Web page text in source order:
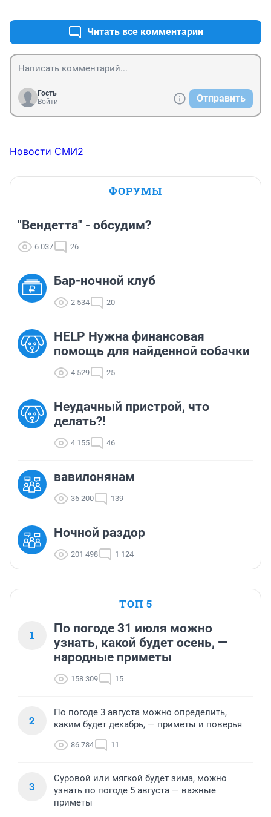
Читать все комментарии
Гость
Войти
Отправить
Новости СМИ2
ФОРУМЫ
"Вендетта" - обсудим?
6 037 26
Бар-ночной клуб
2 534 20
HELP Нужна финансовая
помощь для найденной собачки
4 529 25
Неудачный пристрой, что
делать?!
4 155 46
вавилонянам
36 200 139
Ночной раздор
201 498 1 124
ТОП 5
1
По погоде 31 июля можно
узнать, какой будет осень, —
народные приметы
158 309 15
2
По погоде 3 августа можно определить,
каким будет декабрь, — приметы и поверья
86 784 11
3
Суровой или мягкой будет зима, можно
узнать по погоде 5 августа — важные
приметы